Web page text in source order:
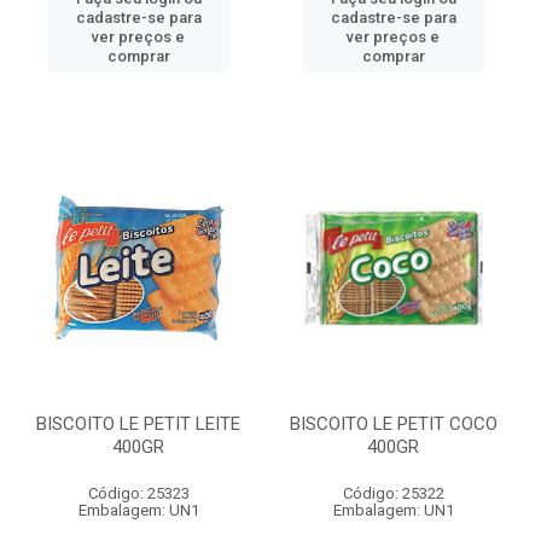
cadastre-se para
ver preços e
comprar
cadastre-se para
ver preços e
comprar
BISCOITO LE PETIT LEITE
400GR
Código: 25323
Embalagem: UN1
BISCOITO LE PETIT COCO
400GR
Código: 25322
Embalagem: UN1